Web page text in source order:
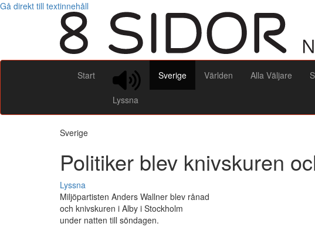
Gå direkt till textinnehåll
Start
Lyssna
Sverige Världen Alla Väljare
Sverige
Politiker blev knivskuren
Lyssna
Miljöpartisten Anders Wallner blev rånad
och knivskuren i Alby i Stockholm
under natten till söndagen.